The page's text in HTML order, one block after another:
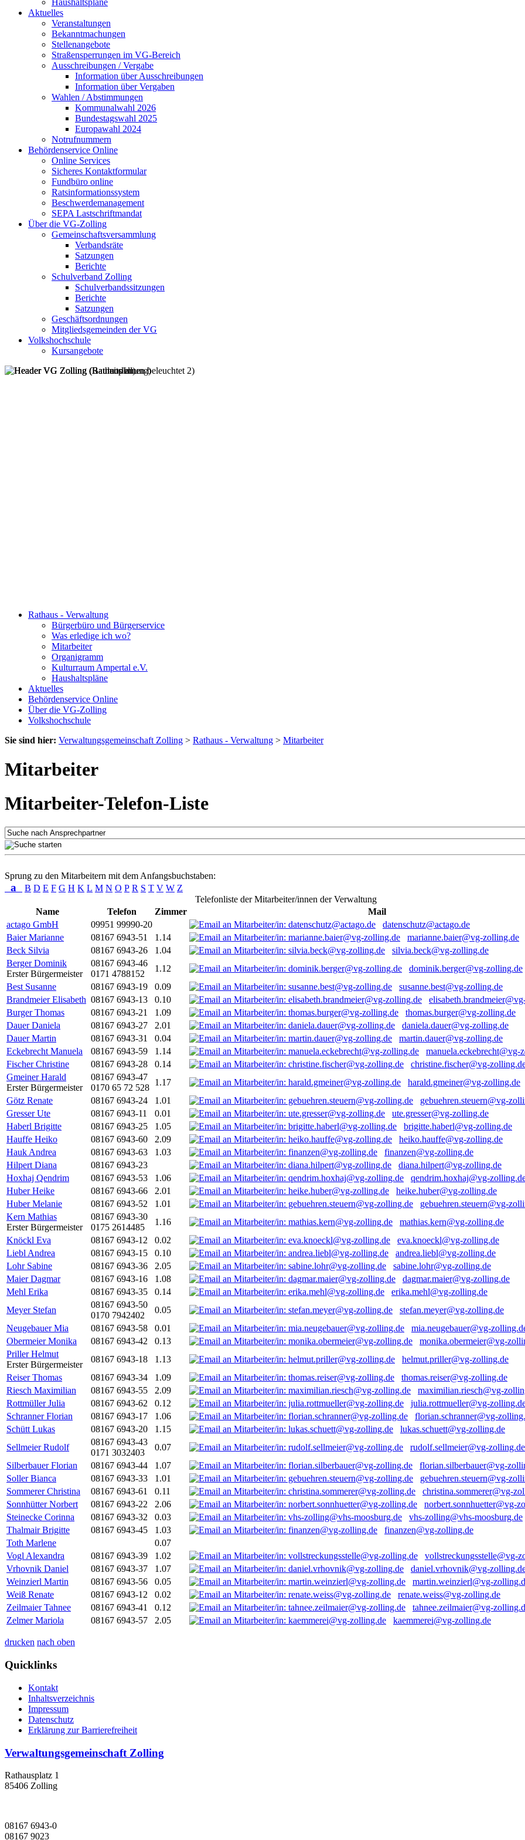
Haushaltspläne
Aktuelles
Veranstaltungen
Bekanntmachungen
Stellenangebote
Straßensperrungen im VG-Bereich
Ausschreibungen / Vergabe
Information über Ausschreibungen
Information über Vergaben
Wahlen / Abstimmungen
Kommunalwahl 2026
Bundestagswahl 2025
Europawahl 2024
Notrufnummern
Behördenservice Online
Online Services
Sicheres Kontaktformular
Fundbüro online
Ratsinformationssystem
Beschwerdemanagement
SEPA Lastschriftmandat
Über die VG-Zolling
Gemeinschaftsversammlung
Verbandsräte
Satzungen
Berichte
Schulverband Zolling
Schulverbandssitzungen
Berichte
Satzungen
Geschäftsordnungen
Mitgliedsgemeinden der VG
Volkshochschule
Kursangebote
Rathaus - Verwaltung
Bürgerbüro und Bürgerservice
Was erledige ich wo?
Mitarbeiter
Organigramm
Kulturraum Ampertal e.V.
Haushaltspläne
Aktuelles
Behördenservice Online
Über die VG-Zolling
Volkshochschule
Sie sind hier: Verwaltungsgemeinschaft Zolling > Rathaus - Verwaltung > Mitarbeiter
Mitarbeiter
Mitarbeiter-Telefon-Liste
Sprung zu den Mitarbeitern mit dem Anfangsbuchstaben:
a B D E F G H K L M N O P R S T V W Z
Telefonliste der Mitarbeiter/innen der Verwaltung
Name
Telefon Zimmer
Mail
actago GmbH
09951 99990-20
datenschutz@actago.de
Baier Marianne
08167 6943-51 1.14
marianne.baier@vg-zolling.de
Beck Silvia
08167 6943-26 1.04
silvia.beck@vg-zolling.de
Berger Dominik
Erster Bürgermeister
08167 6943-46
0171 4788152
1.12
dominik.berger@vg-zolling.de
Best Susanne
08167 6943-19 0.09
susanne.best@vg-zolling.de
Brandmeier Elisabeth 08167 6943-13 0.10
Burger Thomas
08167 6943-21 1.09
thomas.burger@vg-zolling.de
Dauer Daniela
08167 6943-27 2.01
daniela.dauer@vg-zolling.de
Dauer Martin
08167 6943-31 0.04
martin.dauer@vg-zolling.de
Eckebrecht Manuela
08167 6943-59 1.14
manuela.eckebrecht@vg-
Fischer Christine
08167 6943-28 0.14
christine.fischer@vg-
Gmeiner Harald
Erster Bürgermeister
08167 6943-47
0170 65 72 528
1.17
harald.gmeiner@vg-zolling.de
Götz Renate
08167 6943-24 1.01
gebuehren.steuern@vg-
Gresser Ute
08167 6943-11 0.01
ute.gresser@vg-zolling.de
Haberl Brigitte
08167 6943-25 1.05
brigitte.haberl@vg-zolling.de
Hauffe Heiko
08167 6943-60 2.09
heiko.hauffe@vg-zolling.de
Hauk Andrea
08167 6943-63 1.03
finanzen@vg-zolling.de
Hilpert Diana
08167 6943-23
diana.hilpert@vg-zolling.de
Hoxhaj Qendrim
08167 6943-53 1.06
qendrim.hoxhaj@vg-
Huber Heike
08167 6943-66 2.01
heike.huber@vg-zolling.de
Huber Melanie
08167 6943-52 1.01
gebuehren.steuern@vg-
Kern Mathias
Erster Bürgermeister
08167 6943-30
0175 2614485
1.16
mathias.kern@vg-zolling.de
Knöckl Eva
08167 6943-12 0.02
eva.knoeckl@vg-zolling.de
Liebl Andrea
08167 6943-15 0.10
andrea.liebl@vg-zolling.de
Lohr Sabine
08167 6943-36 2.05
sabine.lohr@vg-zolling.de
Maier Dagmar
08167 6943-16 1.08
dagmar.maier@vg-zolling.de
Mehl Erika
08167 6943-35 0.14
erika.mehl@vg-zolling.de
Meyer Stefan
08167 6943-50
0170 7942402
0.05
stefan.meyer@vg-zolling.de
Neugebauer Mia
08167 6943-58 0.01
mia.neugebauer@vg-
Obermeier Monika
08167 6943-42 0.13
monika.obermeier@vg-
Priller Helmut
Erster Bürgermeister
08167 6943-18 1.13
helmut.priller@vg-zolling.de
Reiser Thomas
08167 6943-34 1.09
thomas.reiser@vg-zolling.de
Riesch Maximilian
08167 6943-55 2.09
maximilian.riesch@vg-
Rottmüller Julia
08167 6943-62 0.12
julia.rottmueller@vg-
Schranner Florian
08167 6943-17 1.06
florian.schranner@vg-
Schütt Lukas
08167 6943-20 1.15
lukas.schuett@vg-zolling.de
Sellmeier Rudolf
08167 6943-43
0171 3032403
0.07
rudolf.sellmeier@vg-zolling.de
Silberbauer Florian
08167 6943-44 1.07
florian.silberbauer@vg-
Soller Bianca
08167 6943-33 1.01
gebuehren.steuern@vg-
Sommerer Christina
08167 6943-61 0.11
christina.sommerer@vg-
Sonnhütter Norbert
08167 6943-22 2.06
norbert.sonnhuetter@vg-
Steinecke Corinna
08167 6943-32 0.03
vhs-zolling@vhs-moosburg.de
Thalmair Brigitte
08167 6943-45 1.03
finanzen@vg-zolling.de
Toth Marlene
0.07
Vogl Alexandra
08167 6943-39 1.02
vollstreckungsstelle@vg-
Vrhovnik Daniel
08167 6943-37 1.07
daniel.vrhovnik@vg-
Weinzierl Martin
08167 6943-56 0.05
martin.weinzierl@vg-
Weiß Renate
08167 6943-12 0.02
renate.weiss@vg-zolling.de
Zeilmaier Tahnee
08167 6943-41 0.12
tahnee.zeilmaier@vg-
Zelmer Mariola
08167 6943-57 2.05 kaemmerei@vg-zolling.de
drucken nach oben
Quicklinks
Kontakt
Inhaltsverzeichnis
Impressum
Datenschutz
Erklärung zur Barrierefreiheit
Verwaltungsgemeinschaft Zolling
Rathausplatz 1
85406 Zolling
08167 6943-0
08167 9023